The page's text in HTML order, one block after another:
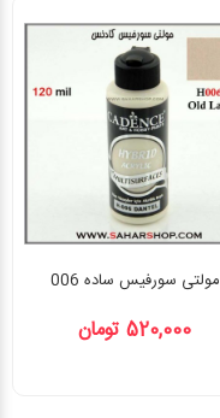
مولتی سورفیس ساده 006
520,000 تومان